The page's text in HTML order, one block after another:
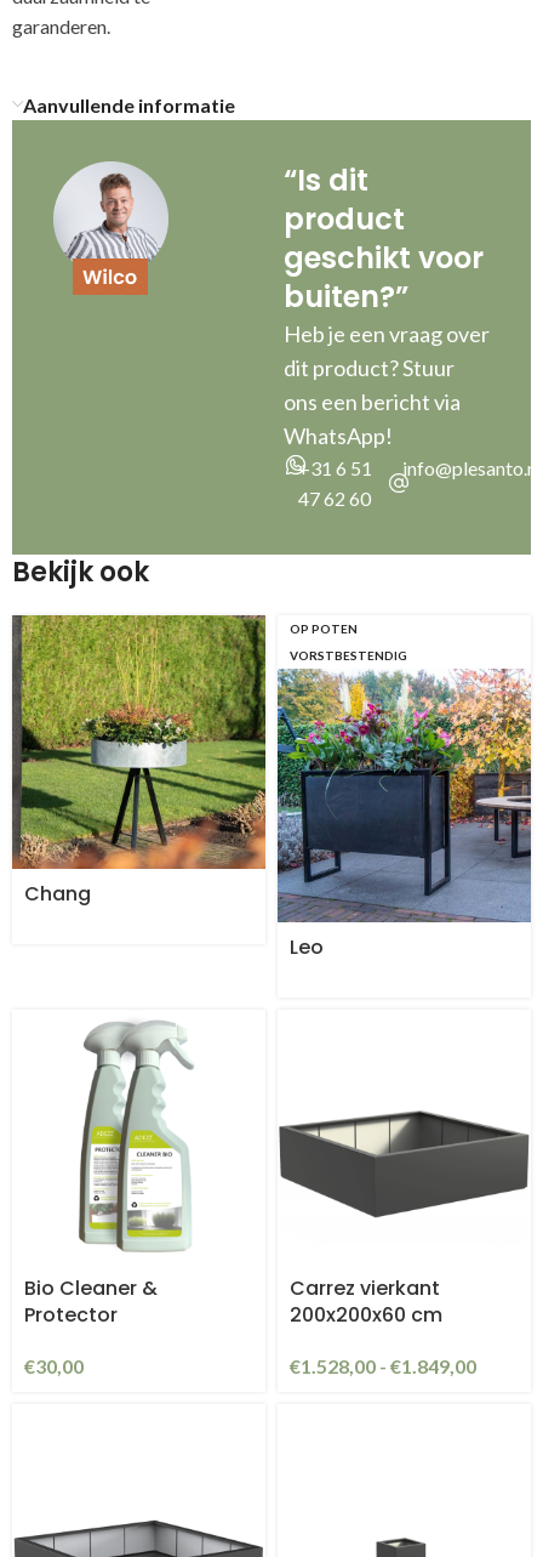
Aanvullende informatie
“Is dit
product
geschikt voor
buiten?”
Heb je een vraag over
dit product? Stuur
ons een bericht via
WhatsApp!
+31 6 51
47 62 60
info@plesanto.nl
Bekijk ook
Chang
OP POTEN
VORSTBESTENDIG
Leo
Bio Cleaner &
Protector
€30,00
Carrez vierkant
200x200x60 cm
€1.528,00 - €1.849,00